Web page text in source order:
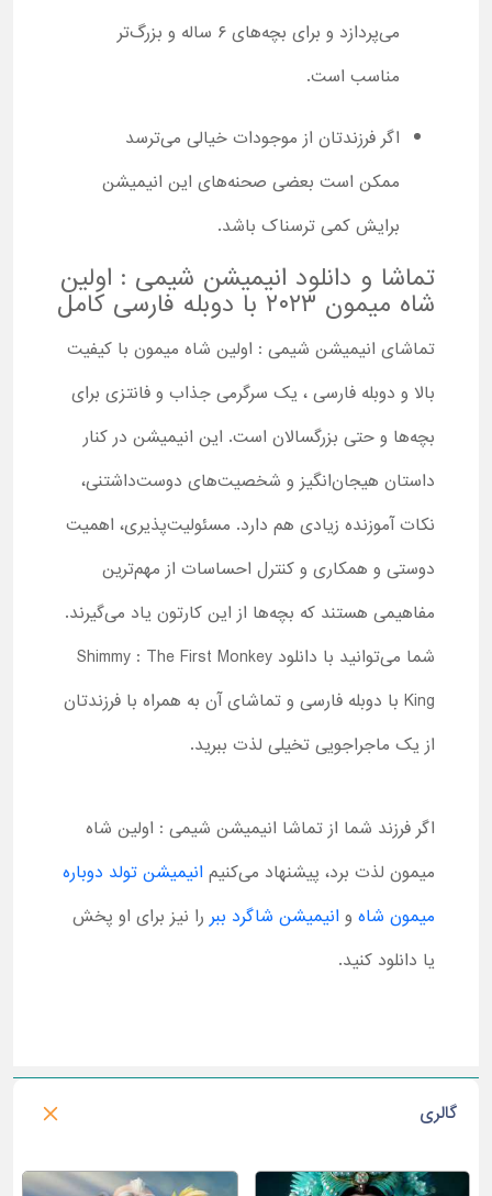
می‌پردازد و برای بچه‌های ۶ ساله و بزرگ‌تر
مناسب است.
اگر فرزندتان از موجودات خیالی می‌ترسد
ممکن است بعضی صحنه‌های این انیمیشن
برایش کمی ترسناک باشد.
تماشا و دانلود انیمیشن شیمی : اولین
شاه میمون ۲۰۲۳ با دوبله فارسی کامل
تماشای انیمیشن شیمی : اولین شاه میمون با کیفیت
بالا و دوبله فارسی ، یک سرگرمی جذاب و فانتزی برای
بچه‌ها و حتی بزرگسالان است. این انیمیشن در کنار
داستان هیجان‌انگیز و شخصیت‌های دوست‌داشتنی،
نکات آموزنده‌ زیادی هم دارد. مسئولیت‌پذیری، اهمیت
دوستی و همکاری و کنترل احساسات از مهم‌ترین
مفاهیمی هستند که بچه‌ها از این کارتون یاد می‌گیرند.
شما می‌توانید با دانلود Shimmy : The First Monkey
King با دوبله فارسی و تماشای آن به همراه با فرزندتان
از یک ماجراجویی تخیلی لذت ببرید.
اگر فرزند شما از تماشا انیمیشن شیمی : اولین شاه
میمون لذت برد، پیشنهاد می‌کنیم انیمیشن تولد دوباره
میمون شاه و انیمیشن شاگرد ببر را نیز برای او پخش
یا دانلود کنید.
گالری